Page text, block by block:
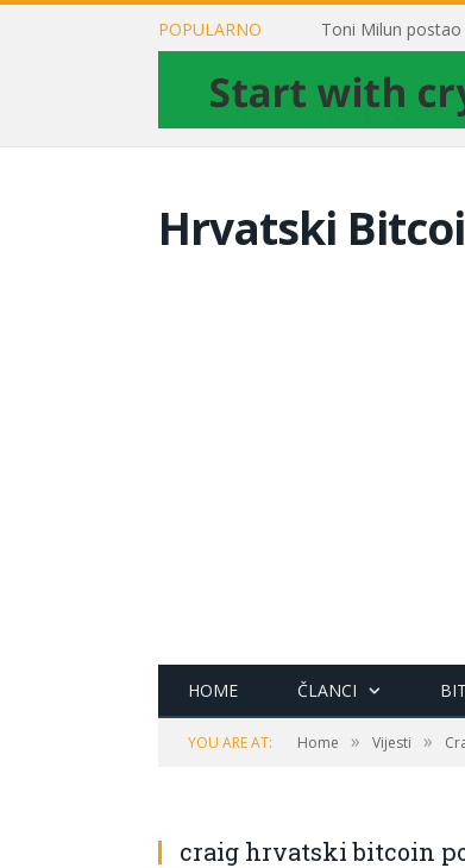
POPULARNO
Hrvatski
HOME ČLANCI
YOU ARE AT: Home » Vijesti »
craig hrvatski bitcoin